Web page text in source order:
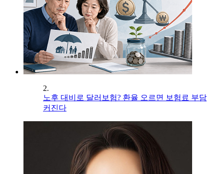
2.
노후 대비로 달러보험? 환율 오르면 보험료 부담
커진다